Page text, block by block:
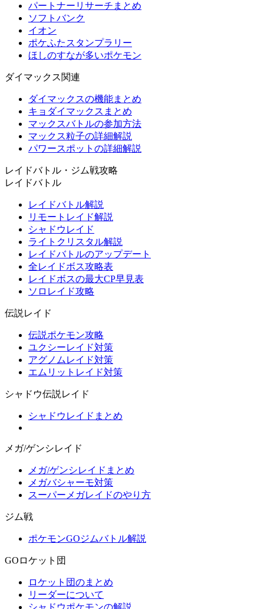
パートナーリサーチまとめ
ソフトバンク
イオン
ポケふたスタンプラリー
ほしのすなが多いポケモン
ダイマックス関連
ダイマックスの機能まとめ
キョダイマックスまとめ
マックスバトルの参加方法
マックス粒子の詳細解説
パワースポットの詳細解説
レイドバトル・ジム戦攻略
レイドバトル
レイドバトル解説
リモートレイド解説
シャドウレイド
ライトクリスタル解説
レイドバトルのアップデート
全レイドボス攻略表
レイドボスの最大CP早見表
ソロレイド攻略
伝説レイド
伝説ポケモン攻略
ユクシーレイド対策
アグノムレイド対策
エムリットレイド対策
シャドウ伝説レイド
シャドウレイドまとめ
メガ/ゲンシレイド
メガ/ゲンシレイドまとめ
メガバシャーモ対策
スーパーメガレイドのやり方
ジム戦
ポケモンGOジムバトル解説
GOロケット団
ロケット団のまとめ
リーダーについて
シャドウポケモンの解説